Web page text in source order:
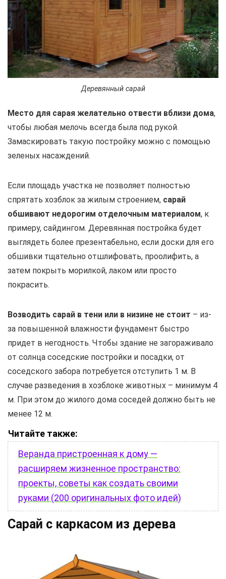
Деревянный сарай
Место для сарая желательно отвести вблизи дома,
чтобы любая мелочь всегда была под рукой.
Замаскировать такую постройку можно с помощью
зеленых насаждений.
Если площадь участка не позволяет полностью
спрятать хозблок за жилым строением, сарай
обшивают недорогим отделочным материалом, к
примеру, сайдингом. Деревянная постройка будет
выглядеть более презентабельно, если доски для его
обшивки тщательно отшлифовать, проолифить, а
затем покрыть морилкой, лаком или просто
покрасить.
Возводить сарай в тени или в низине не стоит – из-
за повышенной влажности фундамент быстро
придет в негодность. Чтобы здание не загораживало
от солнца соседские постройки и посадки, от
соседского забора потребуется отступить 1 м. В
случае разведения в хозблоке животных – минимум 4
м. При этом до жилого дома соседей должно быть не
менее 12 м.
Читайте также:
Веранда пристроенная к дому —
расширяем жизненное пространство:
проекты, советы как создать своими
руками (200 оригинальных фото идей)
Сарай с каркасом из дерева